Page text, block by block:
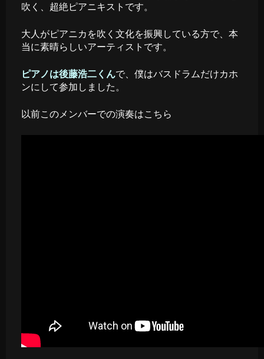
吹く、超絶ピアニキストです。
大人がピアニカを吹く文化を振興している方で、本
当に素晴らしいアーティストです。
ピアノは後藤浩二くんで、僕はバスドラムだけカホ
ンにして参加しました。
以前このメンバーでの演奏はこちら